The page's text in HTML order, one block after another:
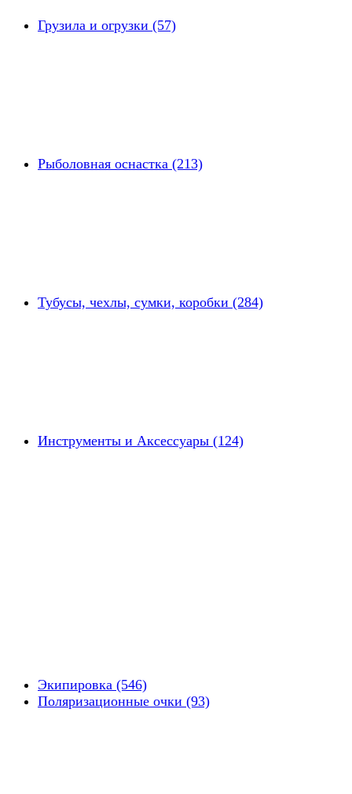
Грузила и огрузки (57)
Рыболовная оснастка (213)
Тубусы, чехлы, сумки, коробки (284)
Инструменты и Аксессуары (124)
Экипировка (546)
Поляризационные очки (93)